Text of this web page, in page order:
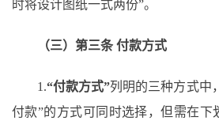
时将设计图纸一式两份”。
（三）第三条 付款方式
1.“付款方式”列明的三种方式中，
付款”的方式可同时选择，但需在下